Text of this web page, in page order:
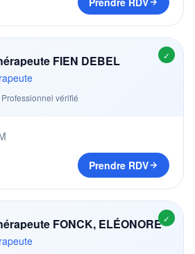
✓
FIEN DEBEL
Professionnel vérifié
Prendre RDV
✓
FONCK, ELÉONORE